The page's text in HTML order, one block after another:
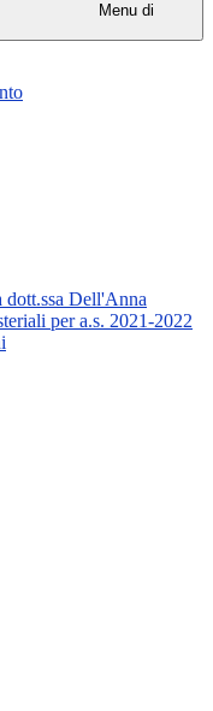
Menu di
dott.ssa Dell'Anna
per a.s. 2021-2022